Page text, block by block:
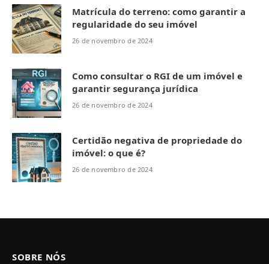
Matrícula do terreno: como garantir a
regularidade do seu imóvel
26 de novembro de 2024
Como consultar o RGI de um imóvel e
garantir segurança jurídica
26 de novembro de 2024
Certidão negativa de propriedade do
imóvel: o que é?
26 de novembro de 2024
SOBRE NÓS